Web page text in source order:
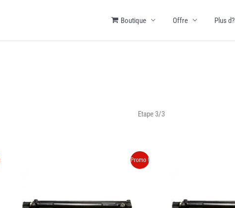
Boutique Offre Plus
Etape 3/3
Promo !